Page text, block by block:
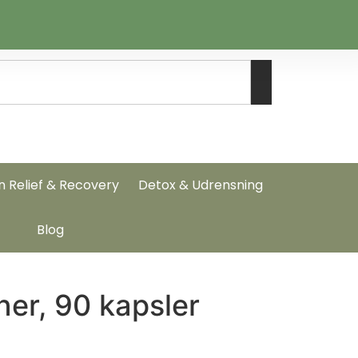
Relief & Recovery Detox & Udrensning
Blog
90 kapsler